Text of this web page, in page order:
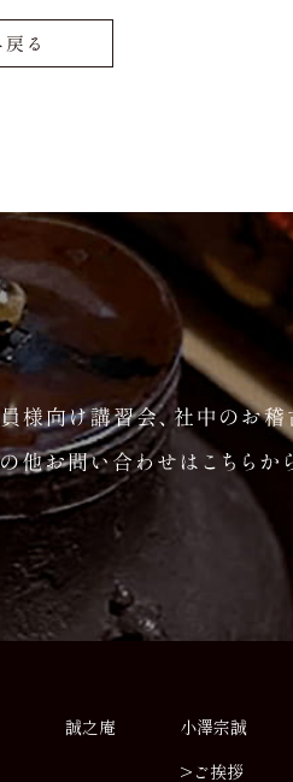
誠之庵
小澤宗誠
>ご挨拶